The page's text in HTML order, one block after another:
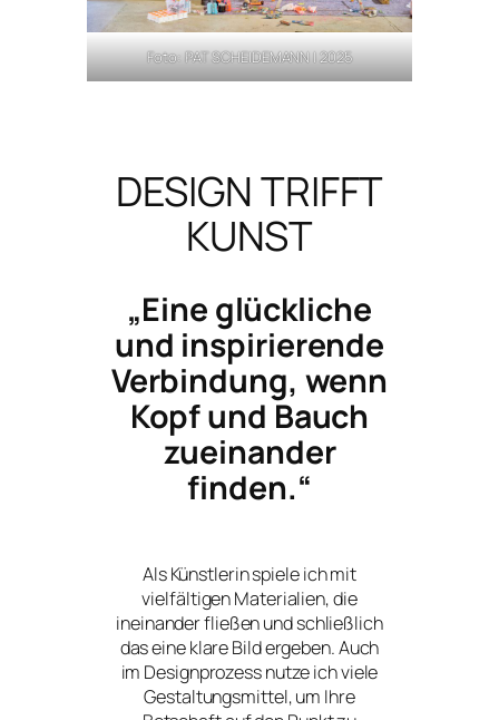
Foto: PAT SCHEIDEMANN | 2025
DESIGN TRIFFT
KUNST
„Eine glückliche
und inspirierende
Verbindung, wenn
Kopf und Bauch
zueinander
finden.“
Als Künstlerin spiele ich mit
vielfältigen Materialien, die
ineinander fließen und schließlich
das eine klare Bild ergeben. Auch
im Designprozess nutze ich viele
Gestaltungsmittel, um Ihre